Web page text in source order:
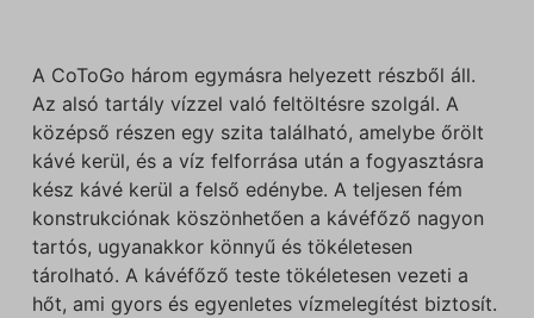
A CoToGo három egymásra helyezett részből áll.
Az alsó tartály vízzel való feltöltésre szolgál. A
középső részen egy szita található, amelybe őrölt
kávé kerül, és a víz felforrása után a fogyasztásra
kész kávé kerül a felső edénybe. A teljesen fém
konstrukciónak köszönhetően a kávéfőző nagyon
tartós, ugyanakkor könnyű és tökéletesen
tárolható. A kávéfőző teste tökéletesen vezeti a
hőt, ami gyors és egyenletes vízmelegítést biztosít.